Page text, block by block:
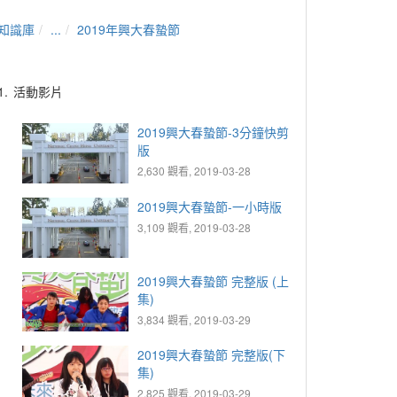
識庫 ... 2019年興大春蟄節
活動影片
2019興大春蟄節-3分鐘快剪
版
2,630 觀看, 2019-03-28
2019興大春蟄節-一小時版
3,109 觀看, 2019-03-28
2019興大春蟄節 完整版 (上
集)
3,834 觀看, 2019-03-29
2019興大春蟄節 完整版(下
集)
2,825 觀看, 2019-03-29